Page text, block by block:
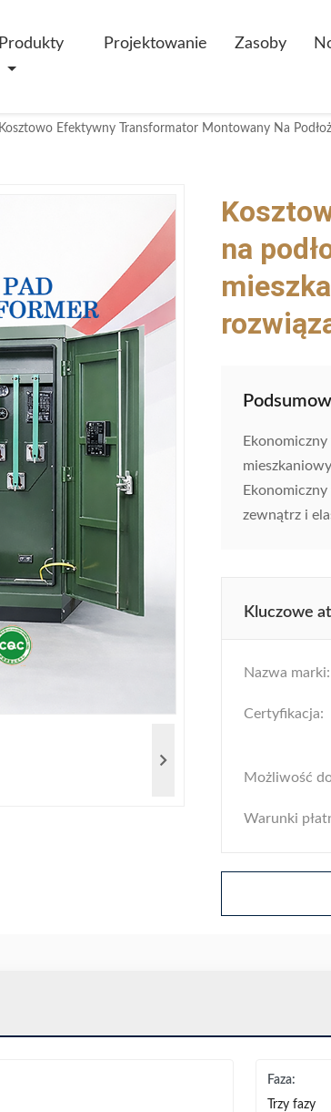
Produkty Projektowanie Zasoby
na
zewnątrz i
Kluczowe
Nazwa marki:
Certyfikacja:
Możliwość
Warunki
Faza:
Trzy fazy